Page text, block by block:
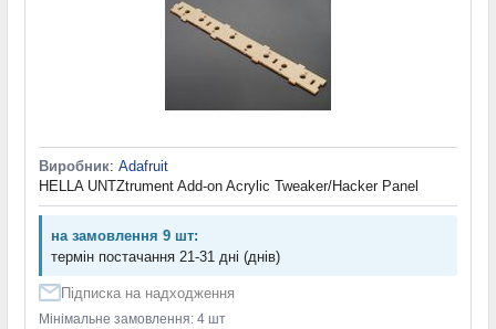
Виробник: Adafruit
HELLA UNTZtrument Add-on Acrylic Tweaker/Hacker Panel
на замовлення 9 шт:
термін постачання 21-31 дні (днів)
Підписка на надходження
Мінімальне замовлення: 4 шт